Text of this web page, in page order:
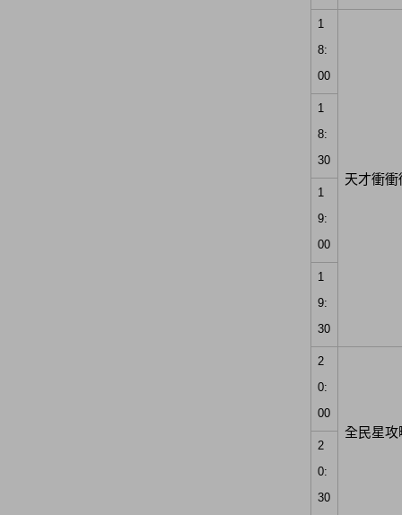
1
8:
00
天才衝衝
1
8:
30
1
9:
00
1
9:
30
2
0:
00
全民星攻
2
0:
30